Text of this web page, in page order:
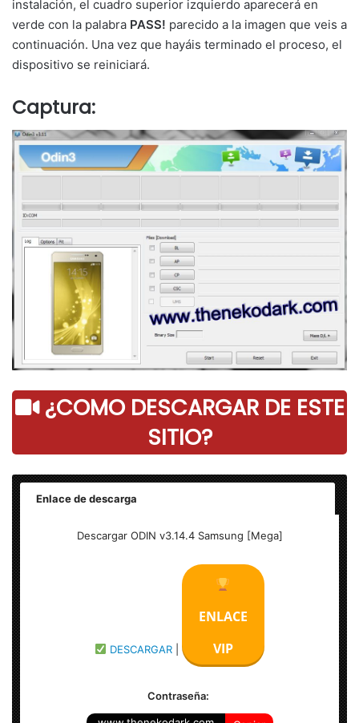
instalación, el cuadro superior izquierdo aparecerá en
verde con la palabra PASS! parecido a la imagen que veis a
continuación. Una vez que hayáis terminado el proceso, el
dispositivo se reiniciará.
Captura:
¿COMO DESCARGAR DE ESTE
SITIO?
Enlace de descarga
Descargar ODIN v3.14.4 Samsung [Mega]
DESCARGAR|
ENLACE
VIP
Contraseña: